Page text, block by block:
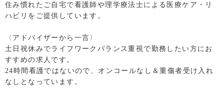
住み慣れたご自宅で看護師や理学療法士による医療ケア・リ
ハビリをご提供しています。
〈アドバイザーから一言〉
土日祝休みでライフワークバランス重視で勤務したい方にお
すすめの求人です。
24時間看護ではないので、オンコールなし＆重傷者受け入れ
なしとなっています。